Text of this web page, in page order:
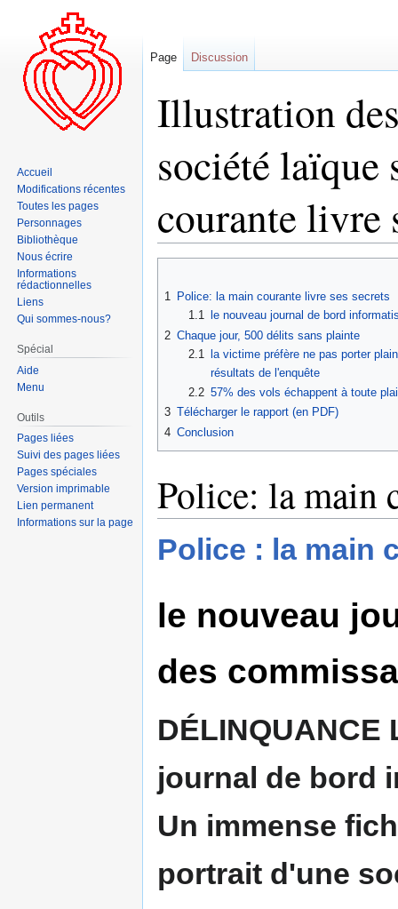
Illustration
société laïque
courante livre
1 Police: la main courante livre ses secrets
1.1
le nouveau journal de bord
2 Chaque jour, 500 délits sans plainte
2.1
la victime préfère ne pas porter
résultats de l'enquête
2.2 57% des vols échappent à toute
3 Télécharger le rapport (en PDF)
4 Conclusion
Police: la main
Police : la main
le nouveau
des
journal de bord
Un immense
portrait d'une
Page Discussion
Accueil
Modifications récentes
Toutes les pages
Personnages
Bibliothèque
Nous écrire
Informations
rédactionnelles
Liens
Qui sommes-nous?
Spécial
Aide
Menu
Outils
Pages liées
Suivi des pages liées
Pages spéciales
Version imprimable
Lien permanent
Informations sur la page